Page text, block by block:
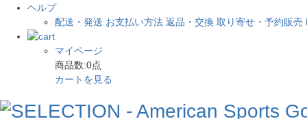
ヘルプ
配送・発送 お支払い方法 返品・交換 取り寄せ・予約販売
マイページ
商品数:0点
カートを見る